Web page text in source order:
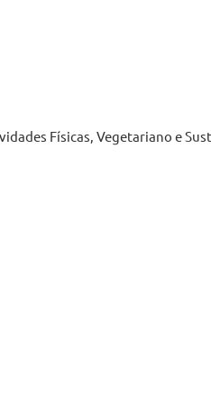
Físicas, Vegetariano e